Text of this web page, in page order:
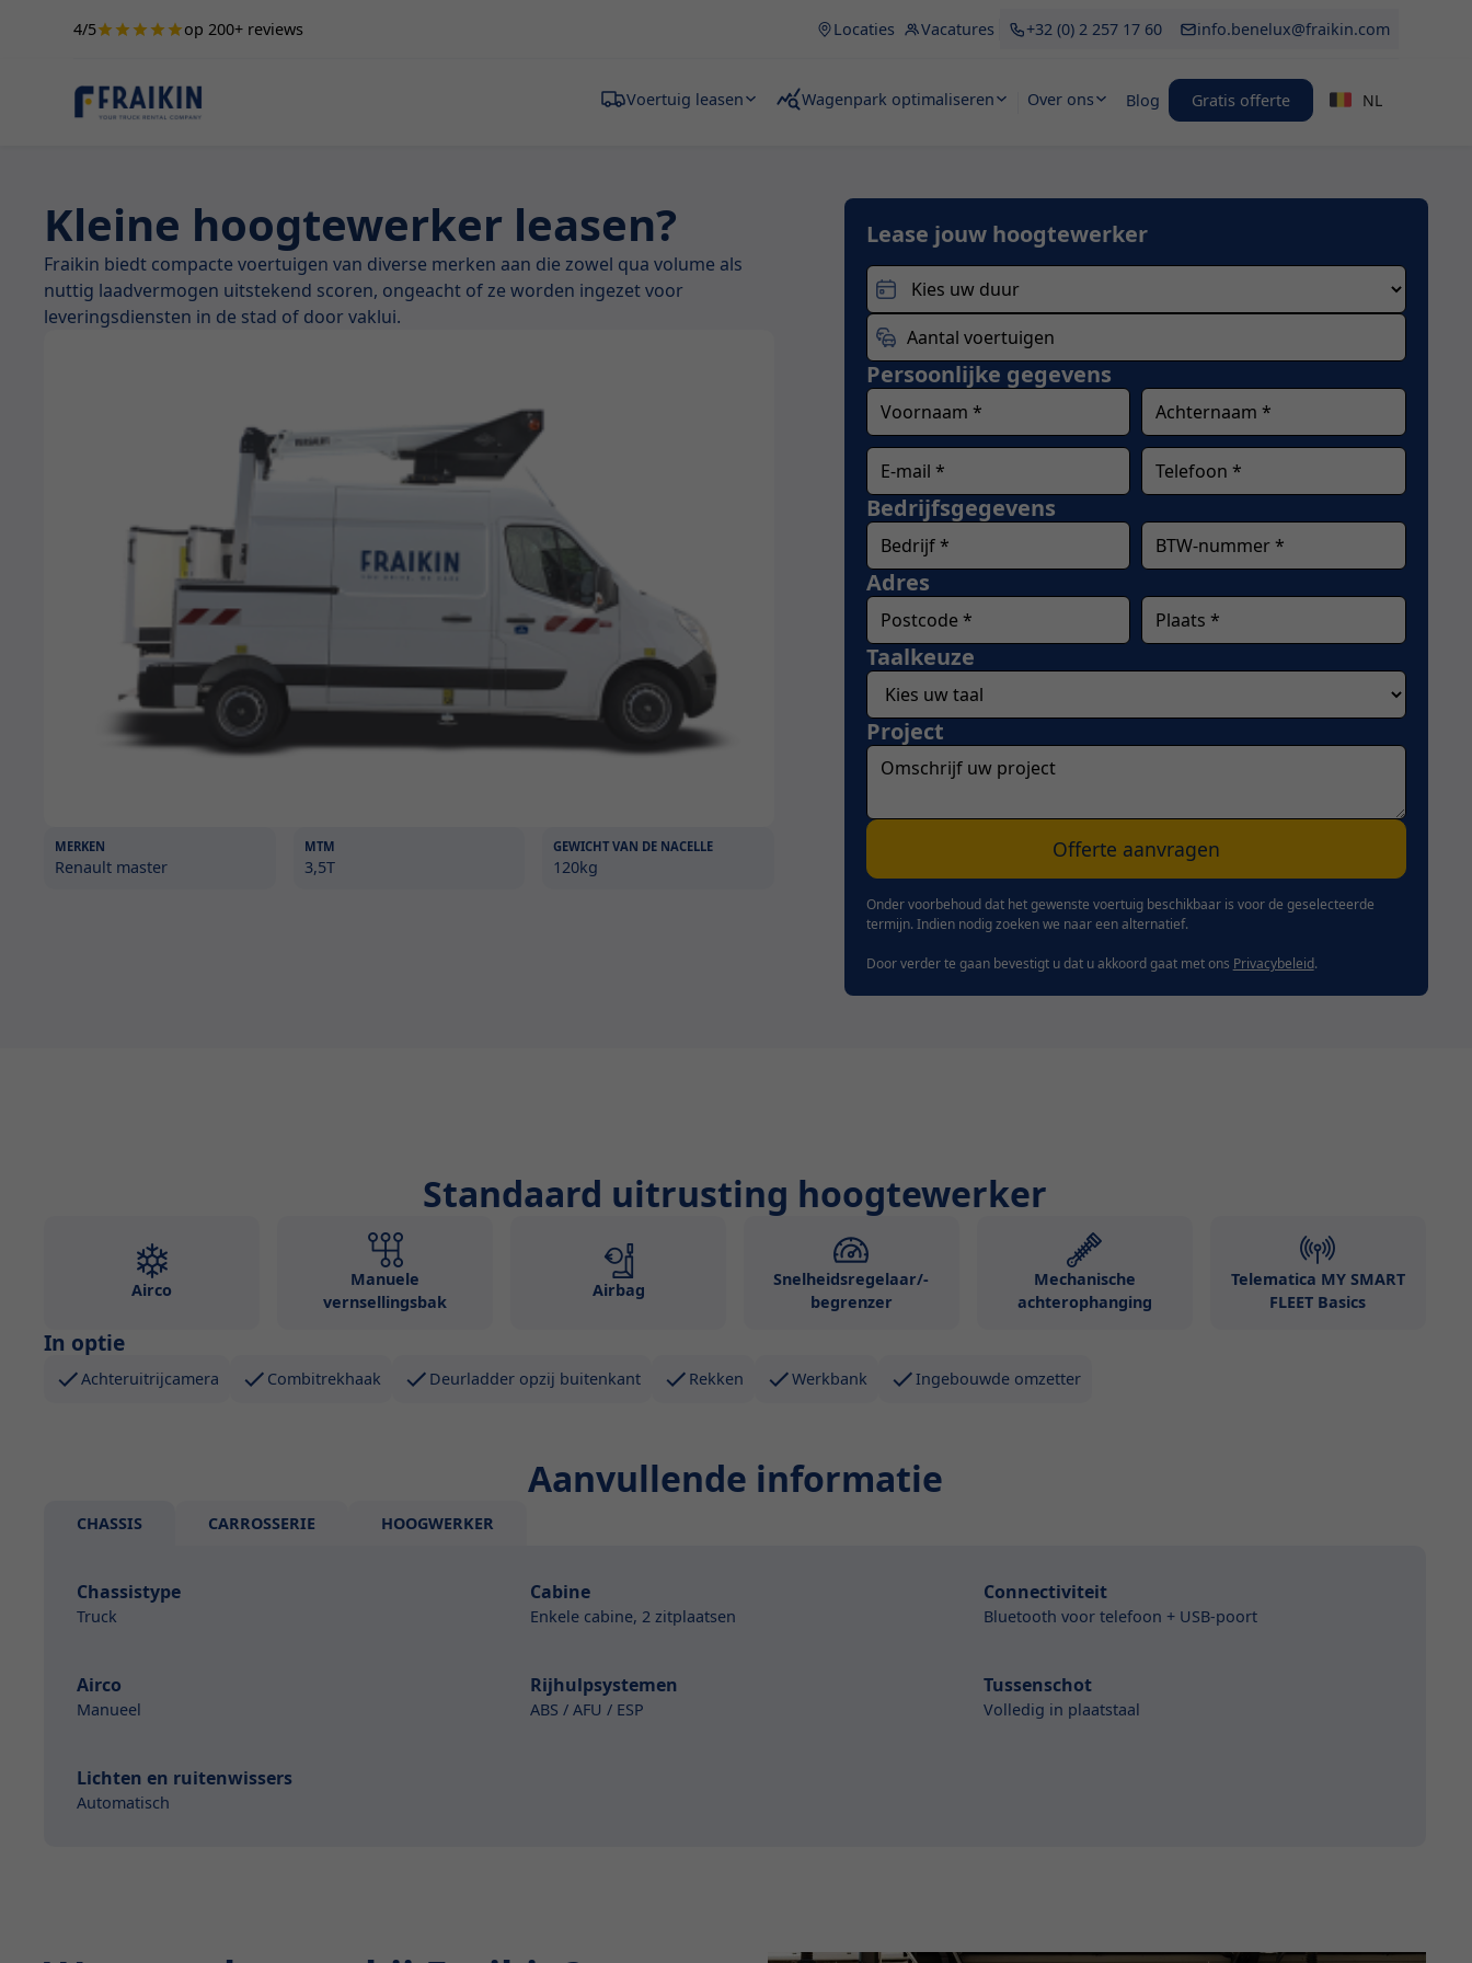
4/5 op 200+ reviews Locaties Vacatures +32 (0) 2 257 17 60 info.benelux@fraikin.com
Voertuig leasen Wagenpark optimaliseren Over ons Blog Gratis offerte NL
Kleine hoogtewerker leasen?
Fraikin biedt compacte voertuigen van diverse merken aan die zowel qua volume als
nuttig laadvermogen uitstekend scoren, ongeacht of ze worden ingezet voor
leveringsdiensten in de stad of door vaklui.
MERKEN
Renault master
MTM
3,5T
GEWICHT VAN DE NACELLE
120kg
Lease jouw hoogtewerker
Persoonlijke gegevens
Bedrijfsgegevens
Adres
Taalkeuze
Project
Onder voorbehoud dat het gewenste voertuig beschikbaar is voor de geselecteerde
termijn. Indien nodig zoeken we naar een alternatief.
Door verder te gaan bevestigt u dat u akkoord gaat met ons Privacybeleid.
Standaard uitrusting hoogtewerker
Airco
Manuele
vernsellingsbak
Airbag
Snelheidsregelaar/-
begrenzer
Mechanische
achterophanging
Telematica MY SMART
FLEET Basics
In optie
Achteruitrijcamera Combitrekhaak Deurladder opzij buitenkant Rekken Werkbank Ingebouwde omzetter
Aanvullende informatie
CHASSIS CARROSSERIE HOOGWERKER
Chassistype
Truck
Cabine
Enkele cabine, 2 zitplaatsen
Connectiviteit
Bluetooth voor telefoon + USB-poort
Airco
Manueel
Rijhulpsystemen
ABS / AFU / ESP
Tussenschot
Volledig in plaatstaal
Lichten en ruitenwissers
Automatisch